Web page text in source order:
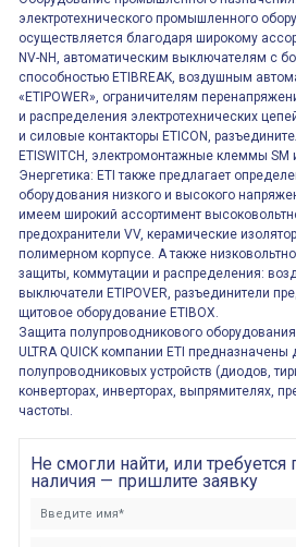
электротехнического промышленного
осуществляется благодаря широкому
NV-NH, автоматическим выключателям с
способностью ETIBREAK, воздушным
«ETIPOWER», ограничителям
и распределения электротехнических
и силовые контакторы ETICON,
ETISWITCH, электромонтажные клеммы SM
Энергетика: ETI также предлагает
оборудования низкого и высокого
имеем широкий ассортимент
предохранители VV, керамические
полимерном корпусе. А также
защиты, коммутации и распределения:
выключатели ETIPOVER, разъединители
щитовое оборудование ETIBOX.
Защита полупроводникового
ULTRA QUICK компании ETI
полупроводниковых устройств (диодов,
конверторах, инверторах, выпрямителях,
частоты.
Не смогли найти, или требуется
наличия — пришлите заявку